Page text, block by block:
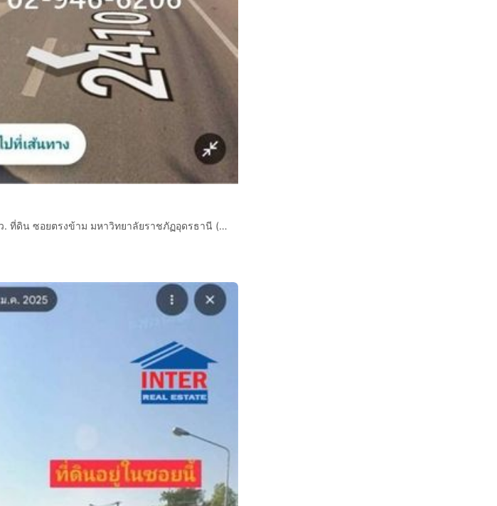
ที่ดินเปล่า 100 ตร.ว. ที่ดิน ซอยตรงข้าม มหาวิทยาลัยราชภัฏอุดรธานี (ศูนย์สามพร้าว) ถนนทางหลวงหมายเลข2410 เมืองอุดรธานี อุดรธานี